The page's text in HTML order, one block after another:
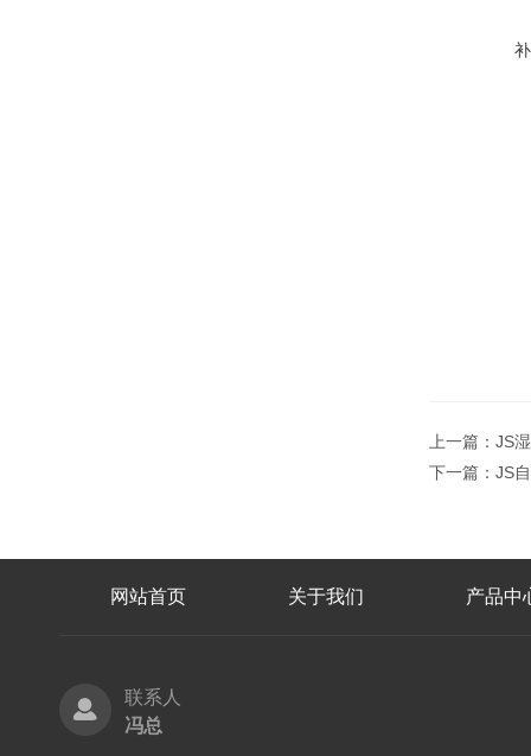
上一篇： JS
下一篇： JS
网站首页 关于我们 产品中
联系人
冯总